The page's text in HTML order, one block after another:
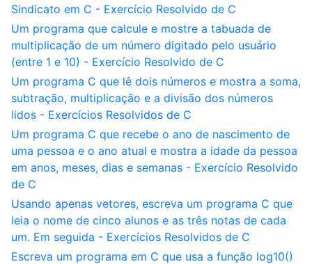
Sindicato em C - Exercício Resolvido de C
Um programa que calcule e mostre a tabuada de
multiplicação de um número digitado pelo usuário
(entre 1 e 10) - Exercício Resolvido de C
Um programa C que lê dois números e mostra a soma,
subtração, multiplicação e a divisão dos números
lidos - Exercícios Resolvidos de C
Um programa C que recebe o ano de nascimento de
uma pessoa e o ano atual e mostra a idade da pessoa
em anos, meses, dias e semanas - Exercício Resolvido
de C
Usando apenas vetores, escreva um programa C que
leia o nome de cinco alunos e as três notas de cada
um. Em seguida - Exercícios Resolvidos de C
Escreva um programa em C que usa a função log10()